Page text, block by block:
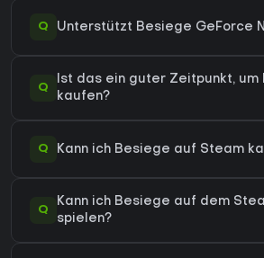
Q Unterstützt Besiege GeForce
Q
Ist das ein guter Zeitpunkt, um
kaufen?
Q Kann ich Besiege auf Steam
Q
Kann ich Besiege auf dem
spielen?